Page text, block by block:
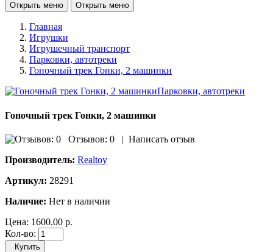
Открыть меню Открыть меню
Главная
Игрушки
Игрушечный транспорт
Парковки, автотреки
Гоночный трек Гонки, 2 машинки
Гоночный трек Гонки, 2 машинки
Отзывов: 0 | Написать отзыв
Производитель: Realtoy
Артикул: 28291
Наличие: Нет в наличии
Цена: 1600.00 р.
Кол-во:
Купить